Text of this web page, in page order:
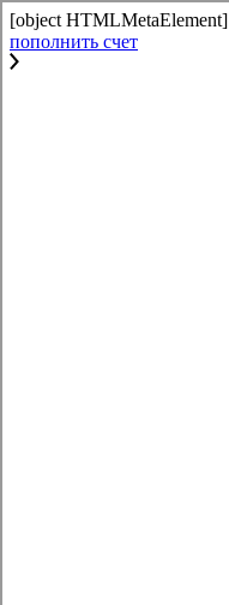
[object HTMLMetaElement]
пополнить счет